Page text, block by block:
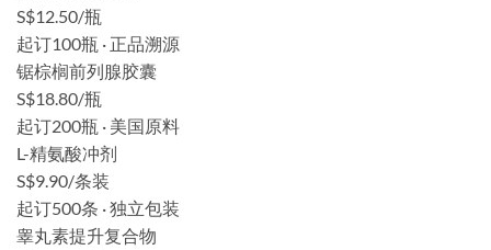
S$12.50/瓶
起订100瓶 · 正品溯源
锯棕榈前列腺胶囊
S$18.80/瓶
起订200瓶 · 美国原料
L-精氨酸冲剂
S$9.90/条装
起订500条 · 独立包装
睾丸素提升复合物